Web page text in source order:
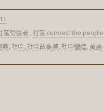
區營造者 ,社區 connect the people
館,社區,社區故事館,社區營造, 黃惠